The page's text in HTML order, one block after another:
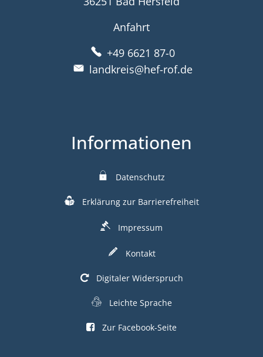
Anfahrt
+49 6621 87-0
landkreis@hef-rof.de
Informationen
Datenschutz
Erklärung zur Barrierefreiheit
Impressum
Kontakt
Digitaler Widerspruch
Leichte Sprache
Zur Facebook-Seite